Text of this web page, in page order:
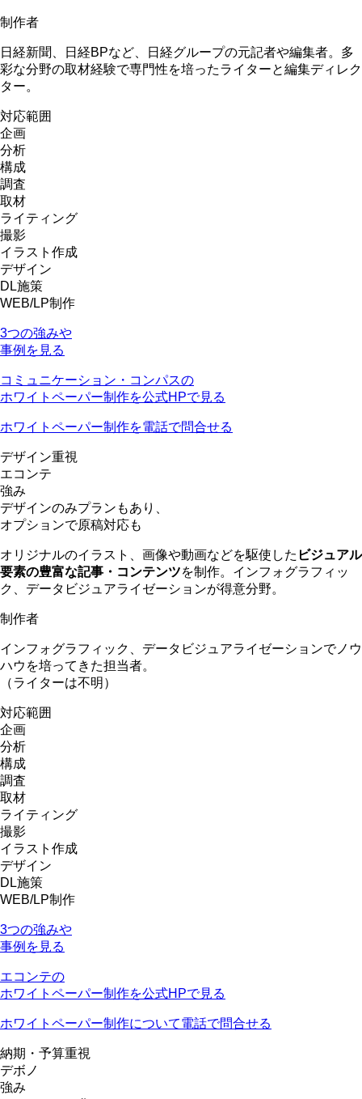
制作者
日経新聞、日経BPなど、日経グループの元記者や編集者。多
彩な分野の取材経験で専門性を培ったライターと編集ディレク
ター。
対応範囲
企画
分析
構成
調査
取材
ライティング
撮影
イラスト作成
デザイン
DL施策
WEB/LP制作
3つの強みや
事例を見る
コミュニケーション・コンパスの
ホワイトペーパー制作を公式HPで見る
ホワイトペーパー制作を電話で問合せる
デザイン重視
エコンテ
強み
デザインのみプランもあり、
オプションで原稿対応も
オリジナルのイラスト、画像や動画などを駆使した ビジュアル
要素の豊富な記事・コンテンツを制作。インフォグラフィッ
ク、データビジュアライゼーションが得意分野。
制作者
インフォグラフィック、データビジュアライゼーションでノウ
ハウを培ってきた担当者。
（ライターは不明）
対応範囲
企画
分析
構成
調査
取材
ライティング
撮影
イラスト作成
デザイン
DL施策
WEB/LP制作
3つの強みや
事例を見る
エコンテの
ホワイトペーパー制作を公式HPで見る
ホワイトペーパー制作について電話で問合せる
納期・予算重視
デボノ
強み